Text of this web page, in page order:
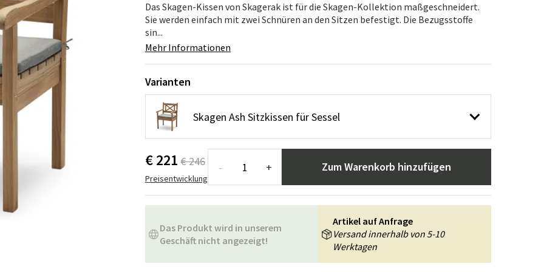
Hängeschaukeln
Gartengeräte
Flurmöbel
Wartungsprodukte
Badezimmerteppiche
Kleine Aufbewahrung
Das Skagen-Kissen von Skagerak ist für die Skagen-Kollektion maßgeschneidert.
Sie werden einfach mit zwei Schnüren an den Sitzen befestigt. Die Bezugsstoffe
sin...
Mehr Informationen
Varianten
Skagen Ash Sitzkissen für Sessel
€ 221 € 246
Preisentwicklung
- + Zum Warenkorb hinzufügen
Das Produkt wird in unserem
Geschäft nicht angezeigt!
Artikel auf Anfrage
Versand innerhalb von 5-10
Werktagen